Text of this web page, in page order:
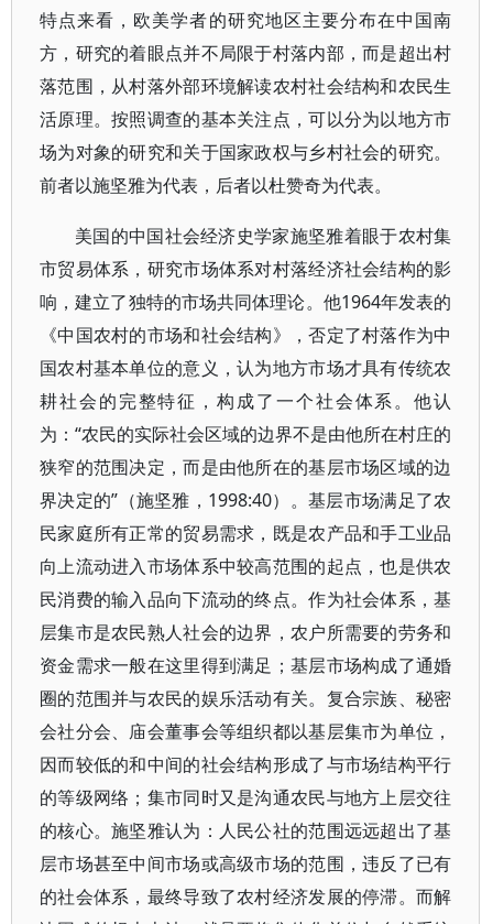
特点来看，欧美学者的研究地区主要分布在中国南
方，研究的着眼点并不局限于村落内部，而是超出村
落范围，从村落外部环境解读农村社会结构和农民生
活原理。按照调查的基本关注点，可以分为以地方市
场为对象的研究和关于国家政权与乡村社会的研究。
前者以施坚雅为代表，后者以杜赞奇为代表。
美国的中国社会经济史学家施坚雅着眼于农村集
市贸易体系，研究市场体系对村落经济社会结构的影
响，建立了独特的市场共同体理论。他1964年发表的
《中国农村的市场和社会结构》，否定了村落作为中
国农村基本单位的意义，认为地方市场才具有传统农
耕社会的完整特征，构成了一个社会体系。他认
为：“农民的实际社会区域的边界不是由他所在村庄的
狭窄的范围决定，而是由他所在的基层市场区域的边
界决定的”（施坚雅，1998:40）。基层市场满足了农
民家庭所有正常的贸易需求，既是农产品和手工业品
向上流动进入市场体系中较高范围的起点，也是供农
民消费的输入品向下流动的终点。作为社会体系，基
层集市是农民熟人社会的边界，农户所需要的劳务和
资金需求一般在这里得到满足；基层市场构成了通婚
圈的范围并与农民的娱乐活动有关。复合宗族、秘密
会社分会、庙会董事会等组织都以基层集市为单位，
因而较低的和中间的社会结构形成了与市场结构平行
的等级网络；集市同时又是沟通农民与地方上层交往
的核心。施坚雅认为：人民公社的范围远远超出了基
层市场甚至中间市场或高级市场的范围，违反了已有
的社会体系，最终导致了农村经济发展的停滞。而解